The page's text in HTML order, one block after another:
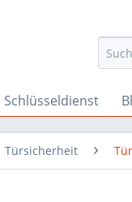
Schlüsseldienst
Türsicherheit